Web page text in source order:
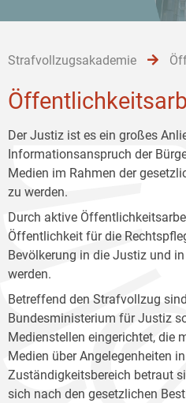
Strafvollzugsakademie
Der Justiz ist es ein großes
Informationsanspruch der
Medien im Rahmen der
zu werden.
Durch aktive
Öffentlichkeit für die
Bevölkerung in die Justiz und
werden.
Betreffend den Strafvollzug
Bundesministerium für Justiz
Medienstellen eingerichtet, die
Medien über Angelegenheiten
Zuständigkeitsbereich betraut
sich nach den gesetzlichen